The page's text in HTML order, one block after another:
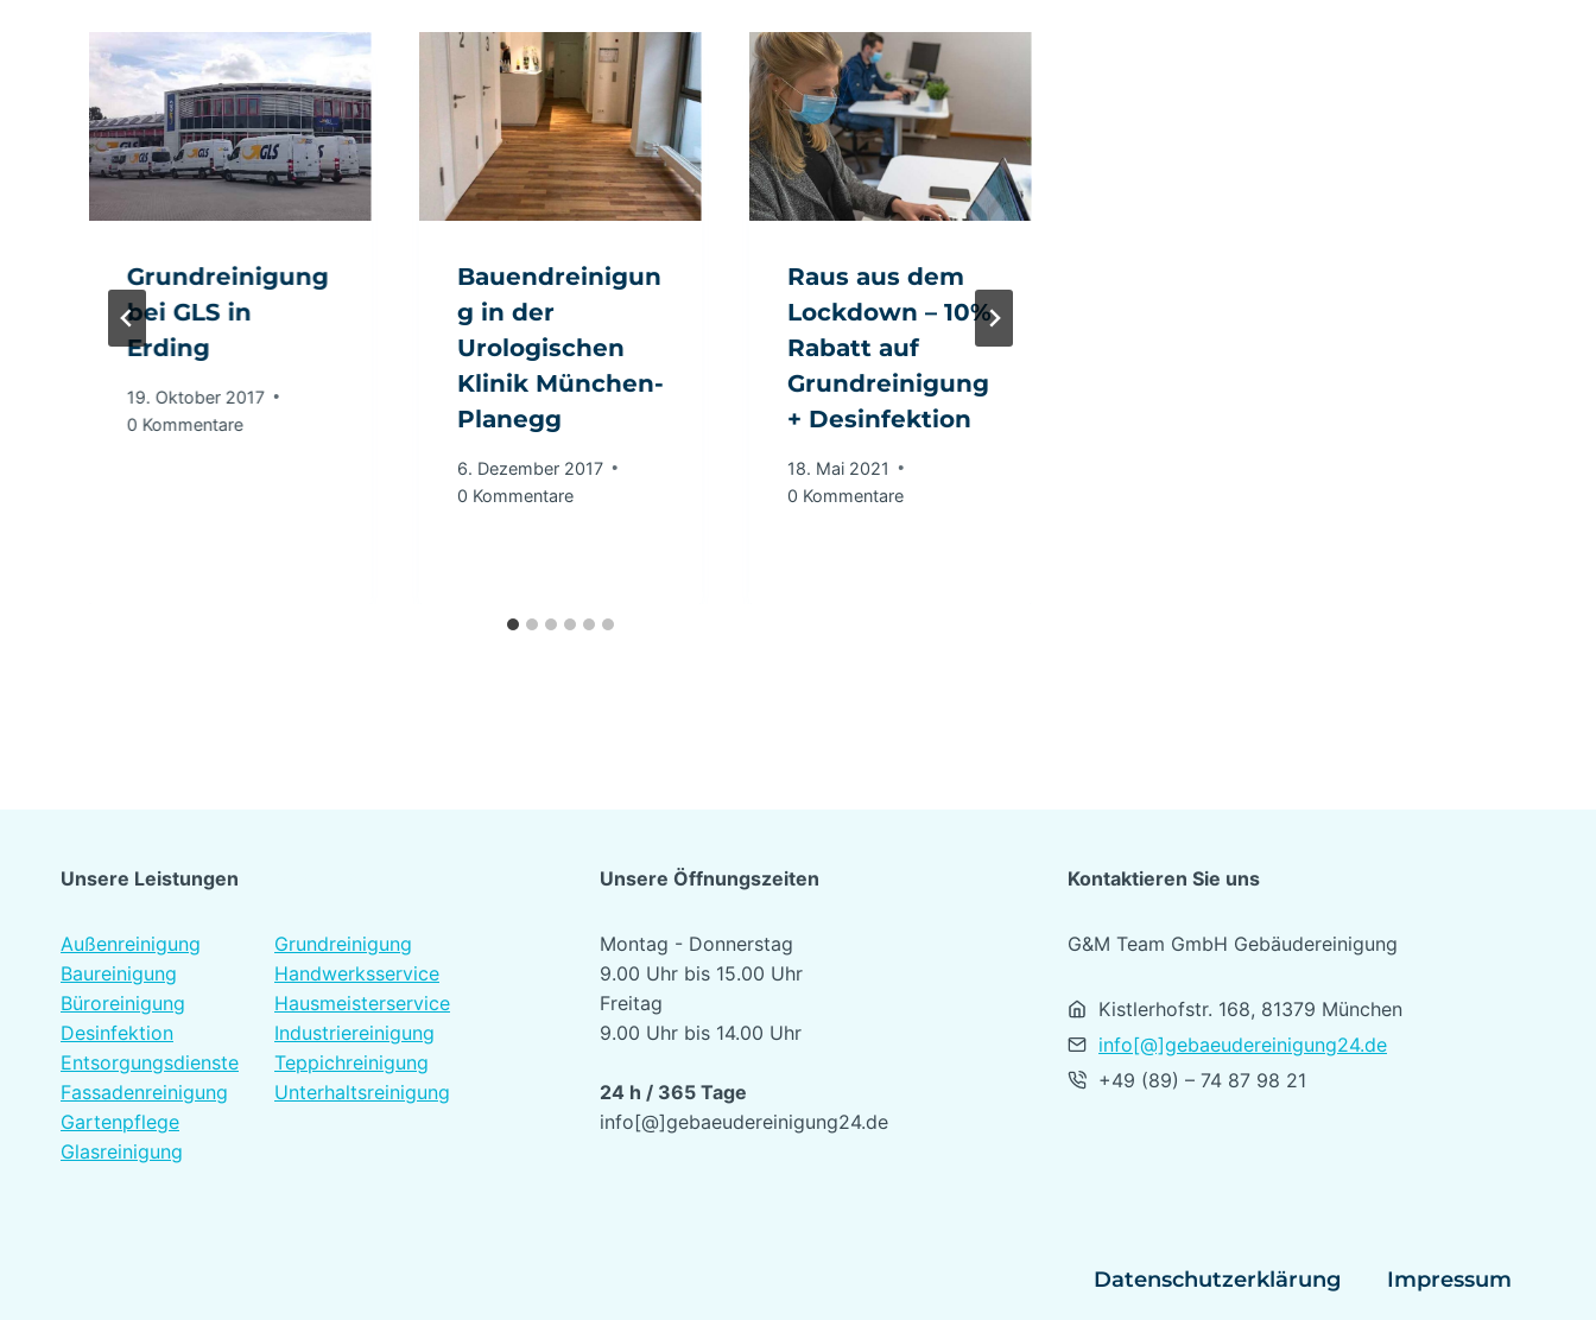
Grundreinigung
bei GLS in
Erding
19. Oktober 2017
0 Kommentare
Bauendreinigun
g in der
Urologischen
Klinik München-
Planegg
6. Dezember 2017
0 Kommentare
Raus aus dem
Lockdown – 10%
Rabatt auf
Grundreinigung
+ Desinfektion
18. Mai 2021
0 Kommentare
Unsere Leistungen
Außenreinigung
Baureinigung
Büroreinigung
Desinfektion
Entsorgungsdienste
Fassadenreinigung
Gartenpflege
Glasreinigung
Grundreinigung
Handwerksservice
Hausmeisterservice
Industriereinigung
Teppichreinigung
Unterhaltsreinigung
Unsere Öffnungszeiten
Montag - Donnerstag
9.00 Uhr bis 15.00 Uhr
Freitag
9.00 Uhr bis 14.00 Uhr
24 h / 365 Tage
info[@]gebaeudereinigung24.de
Kontaktieren Sie uns
G&M Team GmbH Gebäudereinigung
Kistlerhofstr. 168, 81379 München
info[@]gebaeudereinigung24.de
+49 (89) – 74 87 98 21
Datenschutzerklärung Impressum